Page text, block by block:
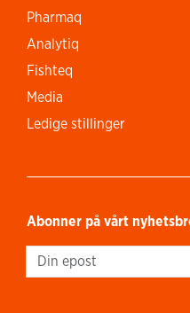
Pharmaq
Analytiq
Fishteq
Media
Ledige stillinger
Abonner på vårt
Sign up